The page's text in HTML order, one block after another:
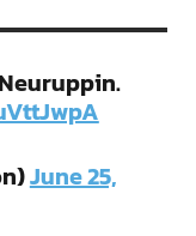
June 25,